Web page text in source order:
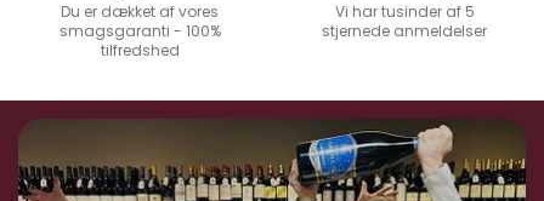
Du er dækket af vores
smagsgaranti - 100%
tilfredshed
Vi har tusinder af 5
stjernede anmeldelser